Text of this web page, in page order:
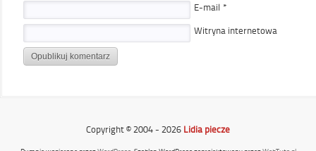
E-mail *
Witryna internetowa
Copyright © 2004 - 2026 Lidia piecze